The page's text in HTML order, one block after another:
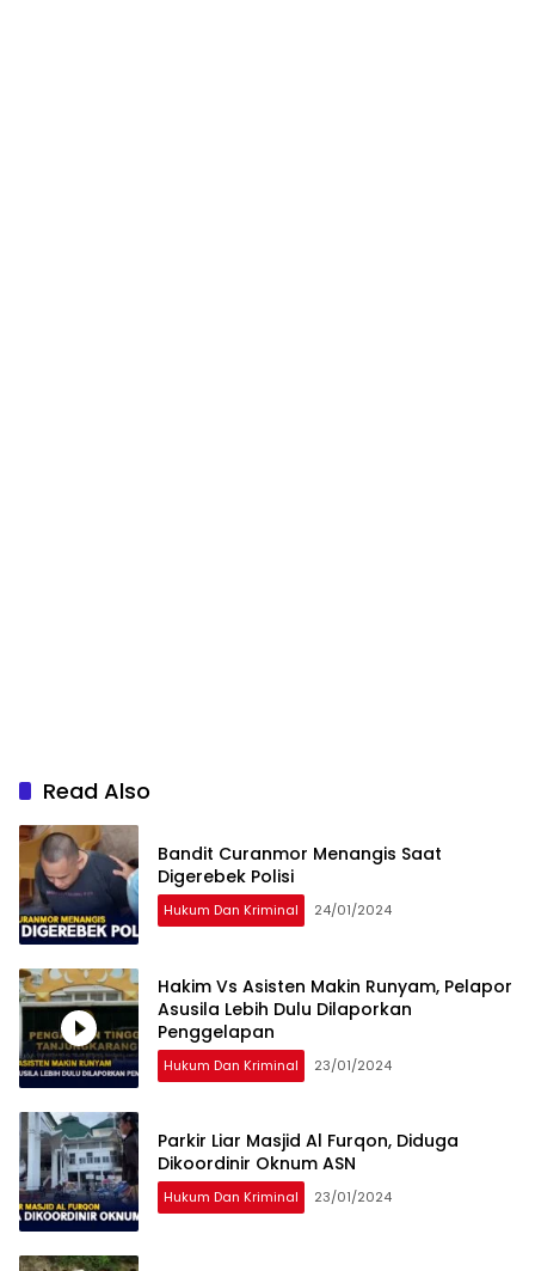
Read Also
Bandit Curanmor Menangis Saat
Digerebek Polisi
Hukum Dan Kriminal 24/01/2024
Hakim Vs Asisten Makin Runyam, Pelapor
Asusila Lebih Dulu Dilaporkan
Penggelapan
Hukum Dan Kriminal 23/01/2024
Parkir Liar Masjid Al Furqon, Diduga
Dikoordinir Oknum ASN
Hukum Dan Kriminal 23/01/2024